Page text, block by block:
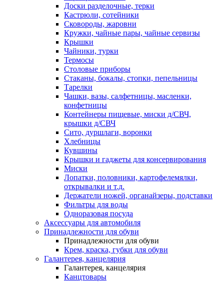
Доски разделочные, терки
Кастрюли, сотейники
Сковороды, жаровни
Кружки, чайные пары, чайные сервизы
Крышки
Чайники, турки
Термосы
Столовые приборы
Стаканы, бокалы, стопки, пепельницы
Тарелки
Чашки, вазы, салфетницы, масленки,
конфетницы
Контейнеры пищевые, миски д/СВЧ,
крышки д/СВЧ
Сито, дуршлаги, воронки
Хлебницы
Кувшины
Крышки и гаджеты для консервирования
Миски
Лопатки, половники, картофелемялки,
открывалки и т.д.
Держатели ножей, органайзеры, подставки
Фильтры для воды
Одноразовая посуда
Аксессуары для автомобиля
Принадлежности для обуви
Принадлежности для обуви
Крем, краска, губки для обуви
Галантерея, канцелярия
Галантерея, канцелярия
Канцтовары